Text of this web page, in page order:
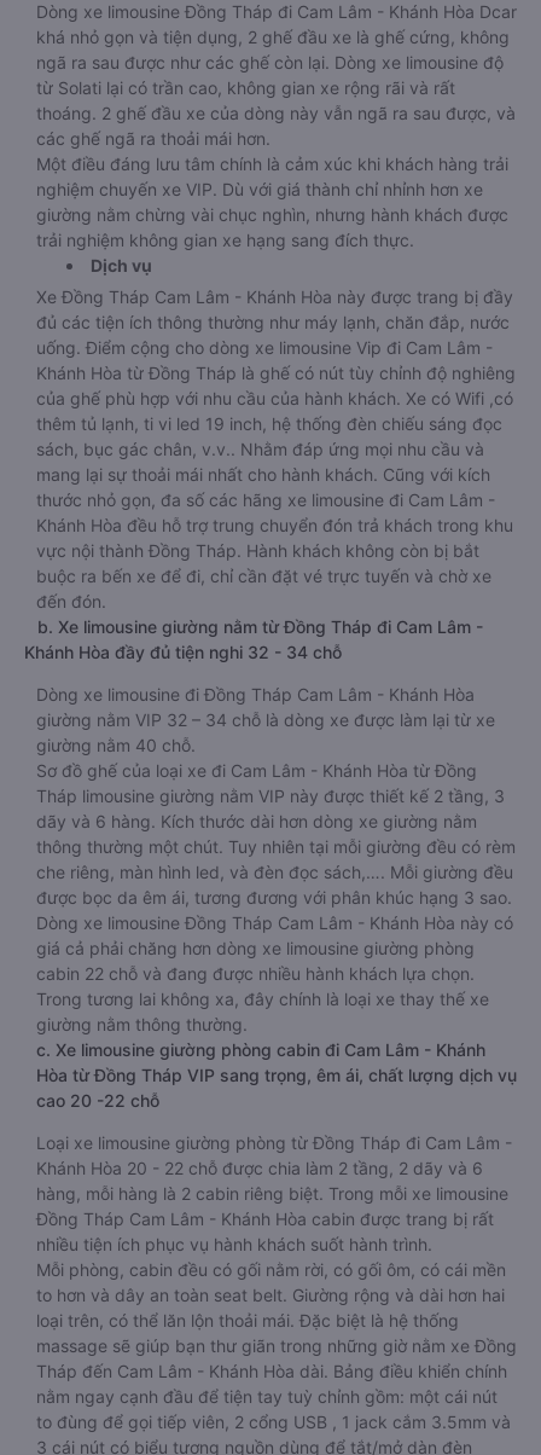
Dòng xe limousine Đồng Tháp đi Cam Lâm - Khánh Hòa Dcar
khá nhỏ gọn và tiện dụng, 2 ghế đầu xe là ghế cứng, không
ngã ra sau được như các ghế còn lại. Dòng xe limousine độ
từ Solati lại có trần cao, không gian xe rộng rãi và rất
thoáng. 2 ghế đầu xe của dòng này vẫn ngã ra sau được, và
các ghế ngã ra thoải mái hơn.
Một điều đáng lưu tâm chính là cảm xúc khi khách hàng trải
nghiệm chuyến xe VIP. Dù với giá thành chỉ nhỉnh hơn xe
giường nằm chừng vài chục nghìn, nhưng hành khách được
trải nghiệm không gian xe hạng sang đích thực.
Dịch vụ
Xe Đồng Tháp Cam Lâm - Khánh Hòa này được trang bị đầy
đủ các tiện ích thông thường như máy lạnh, chăn đắp, nước
uống. Điểm cộng cho dòng xe limousine Vip đi Cam Lâm -
Khánh Hòa từ Đồng Tháp là ghế có nút tùy chỉnh độ nghiêng
của ghế phù hợp với nhu cầu của hành khách. Xe có Wifi ,có
thêm tủ lạnh, ti vi led 19 inch, hệ thống đèn chiếu sáng đọc
sách, bục gác chân, v.v.. Nhằm đáp ứng mọi nhu cầu và
mang lại sự thoải mái nhất cho hành khách. Cũng với kích
thước nhỏ gọn, đa số các hãng xe limousine đi Cam Lâm -
Khánh Hòa đều hỗ trợ trung chuyển đón trả khách trong khu
vực nội thành Đồng Tháp. Hành khách không còn bị bắt
buộc ra bến xe để đi, chỉ cần đặt vé trực tuyến và chờ xe
đến đón.
b. Xe limousine giường nằm từ Đồng Tháp đi Cam Lâm -
Khánh Hòa đầy đủ tiện nghi 32 - 34 chỗ
Dòng xe limousine đi Đồng Tháp Cam Lâm - Khánh Hòa
giường nằm VIP 32 – 34 chỗ là dòng xe được làm lại từ xe
giường nằm 40 chỗ.
Sơ đồ ghế của loại xe đi Cam Lâm - Khánh Hòa từ Đồng
Tháp limousine giường nằm VIP này được thiết kế 2 tầng, 3
dãy và 6 hàng. Kích thước dài hơn dòng xe giường nằm
thông thường một chút. Tuy nhiên tại mỗi giường đều có rèm
che riêng, màn hình led, và đèn đọc sách,…. Mỗi giường đều
được bọc da êm ái, tương đương với phân khúc hạng 3 sao.
Dòng xe limousine Đồng Tháp Cam Lâm - Khánh Hòa này có
giá cả phải chăng hơn dòng xe limousine giường phòng
cabin 22 chỗ và đang được nhiều hành khách lựa chọn.
Trong tương lai không xa, đây chính là loại xe thay thế xe
giường nằm thông thường.
c. Xe limousine giường phòng cabin đi Cam Lâm - Khánh
Hòa từ Đồng Tháp VIP sang trọng, êm ái, chất lượng dịch vụ
cao 20 -22 chỗ
Loại xe limousine giường phòng từ Đồng Tháp đi Cam Lâm -
Khánh Hòa 20 - 22 chỗ được chia làm 2 tầng, 2 dãy và 6
hàng, mỗi hàng là 2 cabin riêng biệt. Trong mỗi xe limousine
Đồng Tháp Cam Lâm - Khánh Hòa cabin được trang bị rất
nhiều tiện ích phục vụ hành khách suốt hành trình.
Mỗi phòng, cabin đều có gối nằm rời, có gối ôm, có cái mền
to hơn và dây an toàn seat belt. Giường rộng và dài hơn hai
loại trên, có thể lăn lộn thoải mái. Đặc biệt là hệ thống
massage sẽ giúp bạn thư giãn trong những giờ nằm xe Đồng
Tháp đến Cam Lâm - Khánh Hòa dài. Bảng điều khiển chính
nằm ngay cạnh đầu để tiện tay tuỳ chỉnh gồm: một cái nút
to đùng để gọi tiếp viên, 2 cổng USB , 1 jack cắm 3.5mm và
3 cái nút có biểu tượng nguồn dùng để tắt/mở dàn đèn